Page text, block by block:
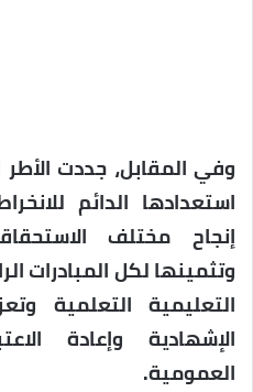
وفي المقابل، جددت
استعدادها الدائم
إنجاح مختلف
وتثمينها لكل المبادرات
التعليمية التعلمية
الإشهادية وإعادة
العمومية.